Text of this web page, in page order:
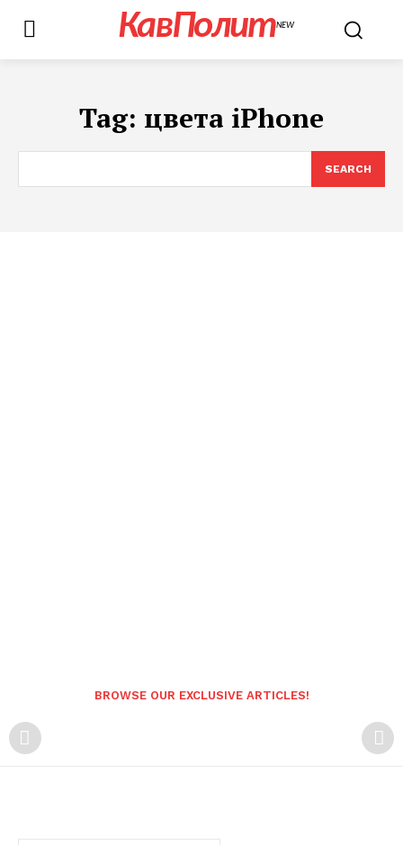
КавПолитNEW
Tag: цвета iPhone
SEARCH
BROWSE OUR EXCLUSIVE ARTICLES!